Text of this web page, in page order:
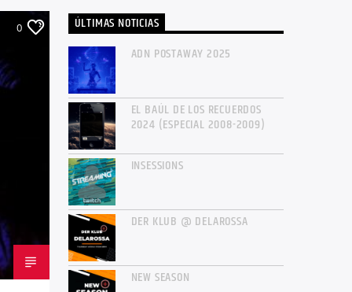
0
ÚLTIMAS NOTICIAS
ADN POSTAWAY 2025
EL BAÚL DE LOS RECUERDOS
2024 (ESPECIAL 2008-2009)
INSESSIONS
DER KLUB @ DELAROSSA
NEW SEASON